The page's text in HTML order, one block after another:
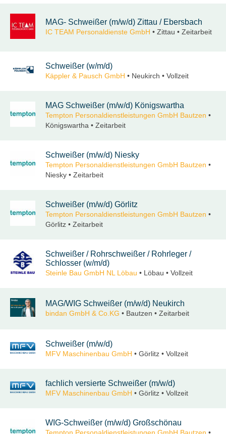
MAG- Schweißer (m/w/d) Zittau / Ebersbach
IC TEAM Personaldienste GmbH • Zittau • Zeitarbeit
Schweißer (w/m/d)
Käppler & Pausch GmbH • Neukirch • Vollzeit
MAG Schweißer (m/w/d) Königswartha
Tempton Personaldienstleistungen GmbH Bautzen •
Königswartha • Zeitarbeit
Schweißer (m/w/d) Niesky
Tempton Personaldienstleistungen GmbH Bautzen •
Niesky • Zeitarbeit
Schweißer (m/w/d) Görlitz
Tempton Personaldienstleistungen GmbH Bautzen •
Görlitz • Zeitarbeit
Schweißer / Rohrschweißer / Rohrleger /
Schlosser (w/m/d)
Steinle Bau GmbH NL Löbau • Löbau • Vollzeit
MAG/WIG Schweißer (m/w/d) Neukirch
bindan GmbH & Co.KG • Bautzen • Zeitarbeit
Schweißer (m/w/d)
MFV Maschinenbau GmbH • Görlitz • Vollzeit
fachlich versierte Schweißer (m/w/d)
MFV Maschinenbau GmbH • Görlitz • Vollzeit
WIG-Schweißer (m/w/d) Großschönau
Tempton Personaldienstleistungen GmbH Bautzen •